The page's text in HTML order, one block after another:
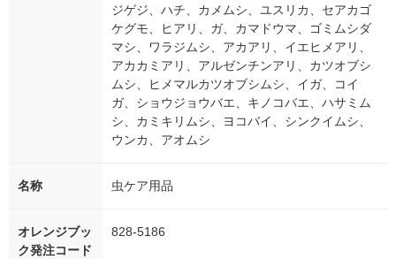
ジゲジ、ハチ、カメムシ、ユスリカ、セアカゴ
ケグモ、ヒアリ、ガ、カマドウマ、ゴミムシダ
マシ、ワラジムシ、アカアリ、イエヒメアリ、
アカカミアリ、アルゼンチンアリ、カツオブシ
ムシ、ヒメマルカツオブシムシ、イガ、コイ
ガ、ショウジョウバエ、キノコバエ、ハサミム
シ、カミキリムシ、ヨコバイ、シンクイムシ、
ウンカ、アオムシ
名称 虫ケア用品
オレンジブッ
ク発注コード
828-5186